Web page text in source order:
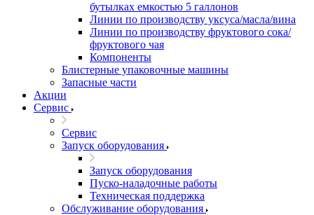
бутылках емкостью 5 галлонов
Линии по производству уксуса/масла/вина
Линии по производству фруктового сока/
фруктового чая
Компоненты
Блистерные упаковочные машины
Запасные части
Акции
Сервис
Сервис
Запуск оборудования
Запуск оборудования
Пуско-наладочные работы
Техническая поддержка
Обслуживание оборудования